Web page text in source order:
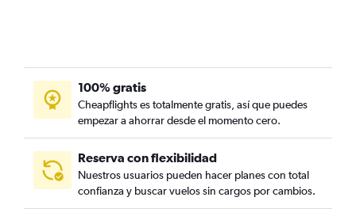
100% gratis
Cheapflights es totalmente gratis, así que puedes
empezar a ahorrar desde el momento cero.
Reserva con flexibilidad
Nuestros usuarios pueden hacer planes con total
confianza y buscar vuelos sin cargos por cambios.